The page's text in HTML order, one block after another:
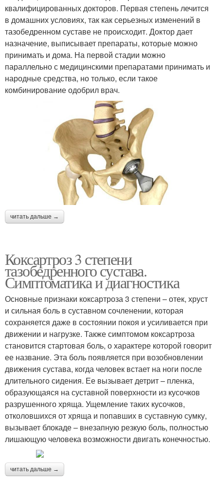
квалифицированных докторов. Первая степень лечится
в домашних условиях, так как серьезных изменений в
тазобедренном суставе не происходит. Доктор дает
назначение, выписывает препараты, которые можно
принимать и дома. На первой стадии можно
параллельно с медицинскими препаратами принимать и
народные средства, но только, если такое
комбинирование одобрил врач.
читать дальше →
Коксартроз 3 степени
тазобедренного сустава.
Симптоматика и диагностика
Основные признаки коксартроза 3 степени – отек, хруст
и сильная боль в суставном сочленении, которая
сохраняется даже в состоянии покоя и усиливается при
движении и нагрузке. Также симптомом коксартроза
становится стартовая боль, о характере которой говорит
ее название. Эта боль появляется при возобновлении
движения сустава, когда человек встает на ноги после
длительного сидения. Ее вызывает детрит – пленка,
образующаяся на суставной поверхности из кусочков
разрушенного хряща. Ущемление таких кусочков,
отколовшихся от хряща и попавших в суставную сумку,
вызывает блокаде – внезапную резкую боль, полностью
лишающую человека возможности двигать конечностью.
читать дальше →